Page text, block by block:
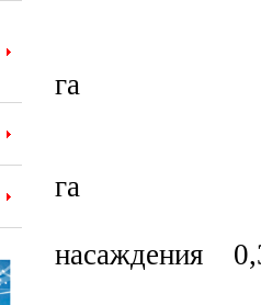
га
га
насаждения